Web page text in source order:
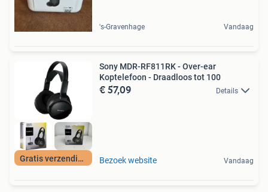
's-Gravenhage Vandaag
Gratis verzending
Sony MDR-RF811RK - Over-ear
Koptelefoon - Draadloos tot 100
€ 57,09 Details
Bezoek website Vandaag